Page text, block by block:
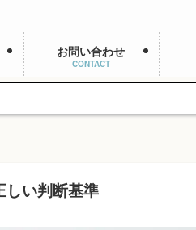
お問い合わせ
CONTACT
しい判断基準